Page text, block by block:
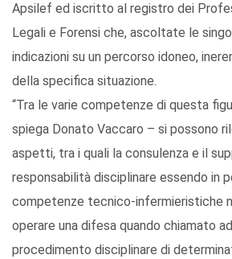
Apsilef ed iscritto al registro dei
Legali e Forensi che, ascoltate le
indicazioni su un percorso idoneo,
della specifica situazione.
“Tra le varie competenze di questa
spiega Donato Vaccaro – si possono
aspetti, tra i quali la consulenza e il
responsabilità disciplinare essendo in
competenze tecnico-infermieristiche
operare una difesa quando chiamato
procedimento disciplinare di